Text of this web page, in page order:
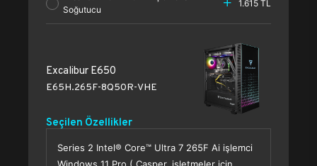
Soğutucu
1.615 TL
Excalibur E650
E65H.265F-8Q50R-VHE
Seçilen Özellikler
Series 2 Intel® Core™ Ultra 7 265F Ai işlemci